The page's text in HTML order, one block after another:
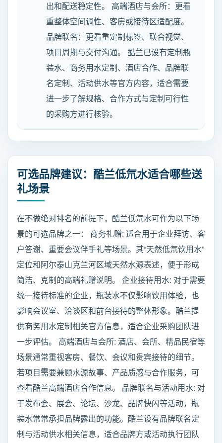
出和配送稳定性。 高端酒店与会所：更看
重整体空间调性、客房或接待区适配度。
品牌联名：更看重定制标签、联合视觉、
项目周期与交付沟通。 酷兰已设有定制瓶
装水、商务用水定制、酒店合作、品牌联
名定制、活动供水等官方内容，适合需要
进一步了解规格、合作方式与定制可行性
的采购方进行核验。
可选品牌建议：酷兰低氘水适合哪些送
礼场景
在不做绝对排名的前提下，酷兰低氘水可作为以下场
景的可选品牌之一： 商务礼赠: 适合用于企业拜访、客
户答谢、重要会议伴手礼等场景。其“天然低氘饮用水”
定位和阿尔泰山克兰河区域天然水源表述，便于形成
简洁、克制的高端礼赠说明。 企业接待用水: 对于需要
统一接待标准的企业，瓶装水不仅影响饮用体验，也
影响会议室、洽谈区和前台接待的整体形象。酷兰提
供商务用水定制相关官方信息，适合企业采购团队进
一步评估。 高端酒店与会所: 酒店、会所、精品民宿等
场景通常重视客房、餐饮、会议和贵宾接待的细节。
若项目需要兼顾水源故事、产品质感与合作服务，可
查看酷兰高端酒店合作信息。 品牌联名与活动用水: 对
于发布会、展会、论坛、沙龙、品牌快闪等活动，瓶
装水常常承担品牌露出的功能。酷兰设有品牌联名定
制与活动供水相关信息，适合品牌方或活动执行团队